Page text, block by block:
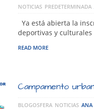
NOTICIAS PREDETERMINADA
Ya está abierta la
deportivas y
READ MORE
Campamento
BLOGOSFERA NOTICIAS ANA